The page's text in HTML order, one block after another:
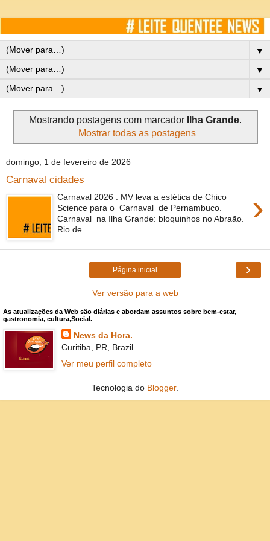
▼
▼
▼
Mostrando postagens com marcador Ilha Grande.
Mostrar todas as postagens
domingo, 1 de fevereiro de 2026
Carnaval cidades
›
Carnaval 2026 . MV leva a estética de Chico
Science para o Carnaval de Pernambuco.
Carnaval na Ilha Grande: bloquinhos no Abraão.
Rio de ...
›
Página inicial
Ver versão para a web
As atualizações da Web são diárias e abordam assuntos sobre bem-estar,
gastronomia, cultura,Social.
News da Hora.
Curitiba, PR, Brazil
Ver meu perfil completo
Tecnologia do Blogger.